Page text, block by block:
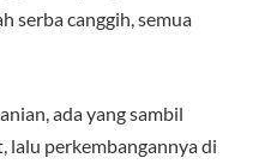
serba canggih, semua
ada yang sambil
lalu perkembangannya di